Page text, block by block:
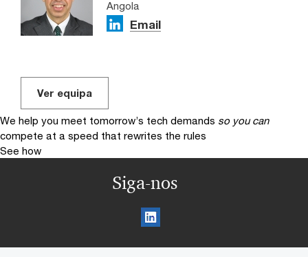
Angola
Email
Ver equipa
We help you meet tomorrow’s tech demands so you can
compete at a speed that rewrites the rules
See how
Siga-nos